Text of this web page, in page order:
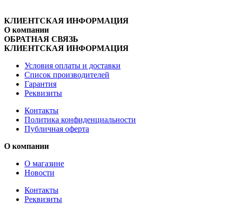
КЛИЕНТСКАЯ ИНФОРМАЦИЯ
О компании
ОБРАТНАЯ СВЯЗЬ
КЛИЕНТСКАЯ ИНФОРМАЦИЯ
Условия оплаты и доставки
Список производителей
Гарантия
Реквизиты
Контакты
Политика конфиденциальности
Публичная оферта
О компании
О магазине
Новости
Контакты
Реквизиты